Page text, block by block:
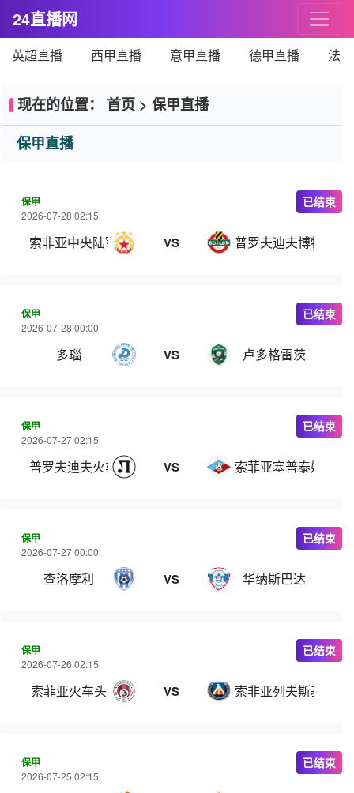
24直播网
英超直播 西甲直播 意甲直播 德甲直播 法
现在的位置： 首页 > 保甲直播
保甲直播
保甲
2026-07-28 02:15
索非亚中央陆军 VS 普罗夫迪夫博特夫
已结束
保甲
2026-07-28 00:00
多瑙 VS 卢多格雷茨
已结束
保甲
2026-07-27 02:15
普罗夫迪夫火车头 VS 索菲亚塞普泰姆夫里
已结束
保甲
2026-07-27 00:00
查洛摩利 VS 华纳斯巴达
已结束
保甲
2026-07-26 02:15
索菲亚火车头 VS 索非亚列夫斯基
已结束
保甲
2026-07-25 02:15
已结束